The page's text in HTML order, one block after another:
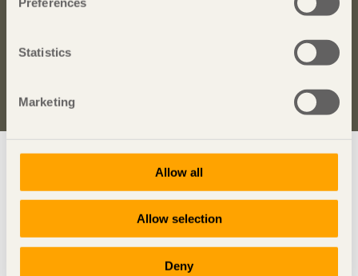
Statistics
Marketing
Allow all
Allow selection
Deny
Bli inspirerad och lär dig mer om trä
seminarier och Svenskt Träs nyhetsbrev
Trä.
Visa sajtkarta
träbyggande för att främja ett hållbart samhälle och en
livskraftig sågverksnäring. Det gör vi genom att inspirera,